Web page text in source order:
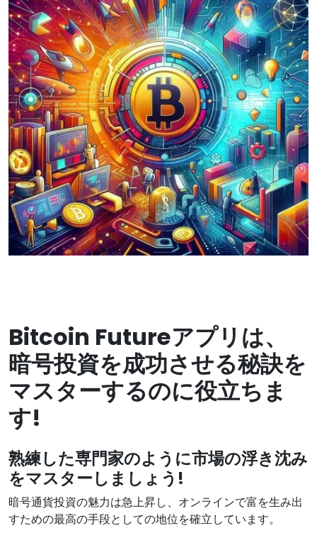
Bitcoin Futureアプリは、
暗号投資を成功させる秘訣を
マスターするのに役立ちま
す!
熟練した専門家のように市場の浮き沈み
をマスターしましょう!
暗号通貨投資の魅力は急上昇し、オンラインで富を生み出
すための最高の手段としての地位を確立しています。